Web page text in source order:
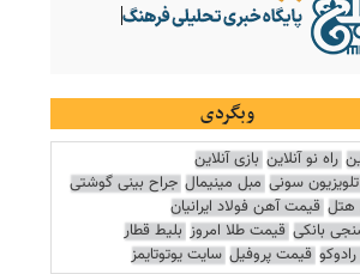
وبگردی
راه نو آنلاین بازی آنلاین
سونی مبل مینیمال جراح بینی گوشتی
هتل قیمت آهن فولاد ایرانیان
بانکی قیمت طلا امروز بلیط قطار
قیمت پروفیل سایت یوتوتایمز